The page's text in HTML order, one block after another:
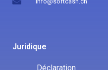
Juridique
Déclaration